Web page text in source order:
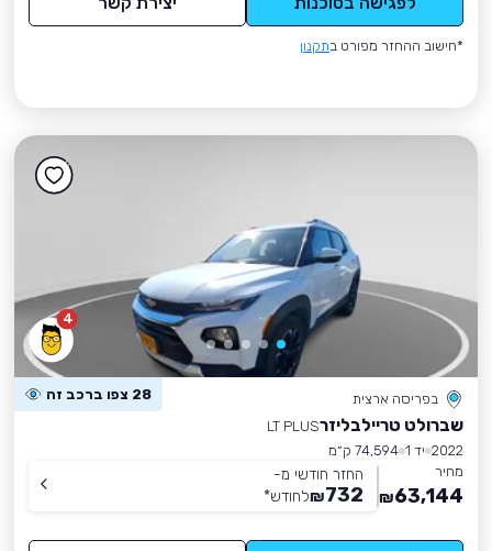
*חישוב ההחזר מפורט בתקנון
4
בפריסה ארצית 28 צפו ברכב זה
שברולט טריילבליזרLT PLUS
2022 יד 1
74,594 ק״מ
מחיר
63,144
₪
החזר חודשי מ-
732
₪לחודש*